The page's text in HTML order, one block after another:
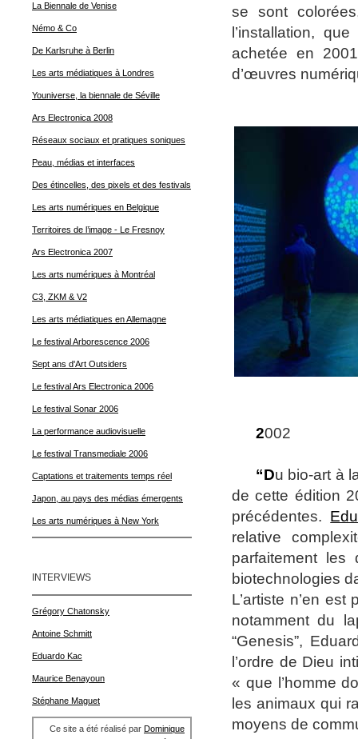
La Biennale de Venise
Némo & Co
De Karlsruhe à Berlin
Les arts médiatiques à Londres
Youniverse, la biennale de Séville
Ars Electronica 2008
Réseaux sociaux et pratiques soniques
Peau, médias et interfaces
Des étincelles, des pixels et des festivals
Les arts numériques en Belgique
Territoires de l’image - Le Fresnoy
Ars Electronica 2007
Les arts numériques à Montréal
C3, ZKM & V2
Les arts médiatiques en Allemagne
Le festival Arborescence 2006
Sept ans d'Art Outsiders
Le festival Ars Electronica 2006
Le festival Sonar 2006
La performance audiovisuelle
Le festival Transmediale 2006
Captations et traitements temps réel
Japon, au pays des médias émergents
Les arts numériques à New York
INTERVIEWS
Grégory Chatonsky
Antoine Schmitt
Eduardo Kac
Maurice Benayoun
Stéphane Maguet
Ce site a été réalisé par Dominique
se sont
l’installation,
achetée en
d’œuvres
2002
“Du bio-art à
de cette édition
précédentes.
relative
parfaitement les
biotechnologies
L’artiste n’en
notamment du
“Genesis”,
l’ordre de Dieu
« que l’homme
les animaux qui
moyens de